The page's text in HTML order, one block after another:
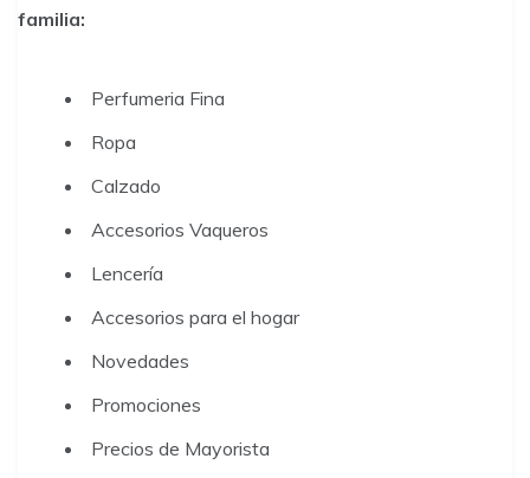
familia:
Perfumeria Fina
Ropa
Calzado
Accesorios Vaqueros
Lencería
Accesorios para el hogar
Novedades
Promociones
Precios de Mayorista